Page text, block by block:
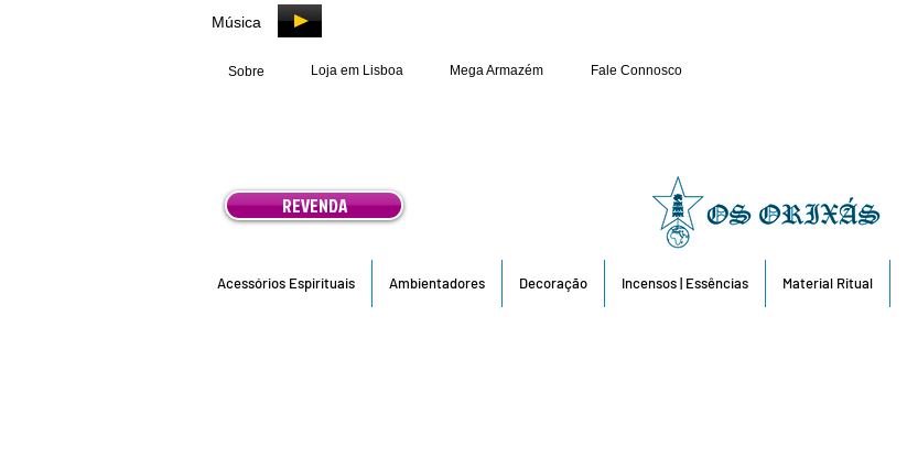
Música
Sobre Loja em Lisboa Mega Armazém Fale Connosco
REVENDA
Acessórios Espirituais Ambientadores Decoração Incensos | Essências Material Ritual